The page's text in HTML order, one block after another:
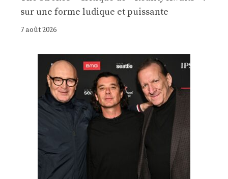
sur une forme ludique et puissante
7 août 2026